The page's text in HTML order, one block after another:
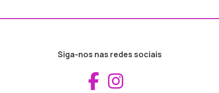
Siga-nos nas redes sociais
Aceder ao